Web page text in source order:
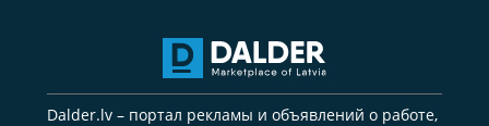
Dalder.lv – портал рекламы и объявлений о работе,